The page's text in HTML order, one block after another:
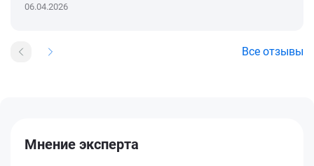
06.04.2026
Все отзывы
Мнение эксперта